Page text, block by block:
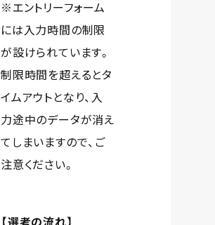
※エントリーフォーム
には入力時間の制限
が設けられています。
制限時間を超えるとタ
イムアウトとなり、入
力途中のデータが消え
てしまいますので、ご
注意ください。